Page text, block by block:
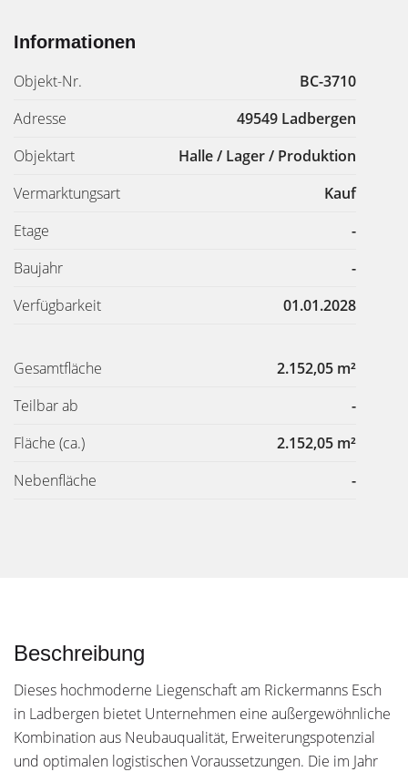
Informationen
Objekt-Nr.
BC-3710
Adresse
49549 Ladbergen
Objektart
Halle / Lager / Produktion
Vermarktungsart
Kauf
Etage
-
Baujahr
-
Verfügbarkeit
01.01.2028
Gesamtfläche
2.152,05 m²
Teilbar ab
-
Fläche (ca.)
2.152,05 m²
Nebenfläche
-
Beschreibung
Dieses hochmoderne Liegenschaft am Rickermanns Esch
in Ladbergen bietet Unternehmen eine außergewöhnliche
Kombination aus Neubauqualität, Erweiterungspotenzial
und optimalen logistischen Voraussetzungen. Die im Jahr